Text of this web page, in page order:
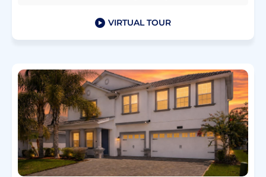
VIRTUAL TOUR